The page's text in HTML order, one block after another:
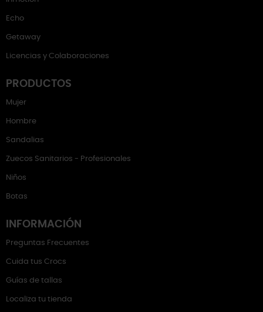
Echo
Getaway
Licencias y Colaboraciones
PRODUCTOS
Mujer
Hombre
Sandalias
Zuecos Sanitarios - Profesionales
Niños
Botas
INFORMACIÓN
Preguntas Frecuentes
Cuida tus Crocs
Guías de tallas
Localiza tu tienda